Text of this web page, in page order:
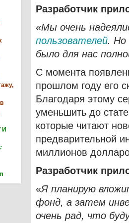
И
Разработчик
«Мы очень
пользователей. Но
было для нас
С момента
прошлом году его
Благодаря этому
уменьшить до
которые читают
предварительной
миллионов
Разработчик
«Я планирую
фонд, а затем
очень рад, что